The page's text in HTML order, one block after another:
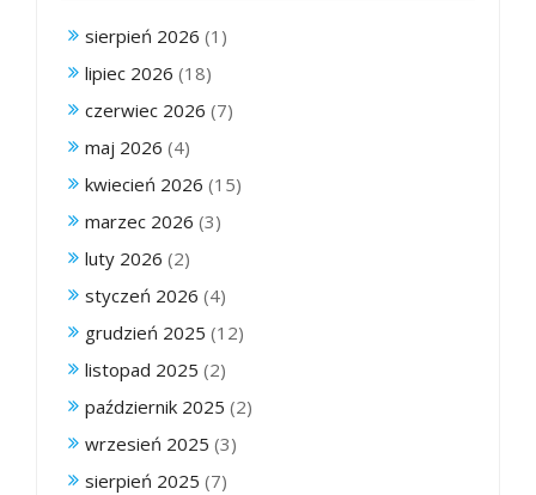
sierpień 2026 (1)
lipiec 2026 (18)
czerwiec 2026 (7)
maj 2026 (4)
kwiecień 2026 (15)
marzec 2026 (3)
luty 2026 (2)
styczeń 2026 (4)
grudzień 2025 (12)
listopad 2025 (2)
październik 2025 (2)
wrzesień 2025 (3)
sierpień 2025 (7)